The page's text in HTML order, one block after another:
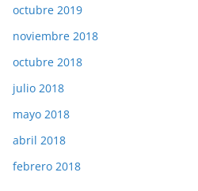
octubre 2019
noviembre 2018
octubre 2018
julio 2018
mayo 2018
abril 2018
febrero 2018